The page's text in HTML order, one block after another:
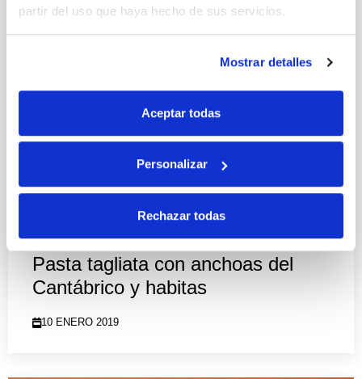
partir del uso que haya hecho de sus servicios.
Mostrar detalles
Aceptar todas
Personalizar
Rechazar todas
Pasta tagliata con anchoas del
Cantábrico y habitas
10 ENERO 2019